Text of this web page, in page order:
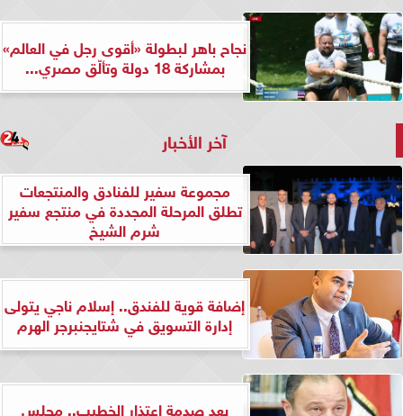
نجاح باهر لبطولة «أقوى رجل في العالم»
بمشاركة 18 دولة وتألّق مصري...
آخر الأخبار
مجموعة سفير للفنادق والمنتجعات
تطلق المرحلة المجددة في منتجع سفير
شرم الشيخ
إضافة قوية للفندق.. إسلام ناجي يتولى
إدارة التسويق في شتايجنبرجر الهرم
بعد صدمة اعتذار الخطيب.. مجلس